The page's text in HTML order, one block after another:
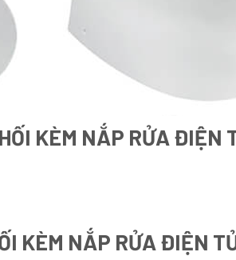
KÈM NẮP RỬA ĐIỆN
KÈM NẮP RỬA ĐIỆN